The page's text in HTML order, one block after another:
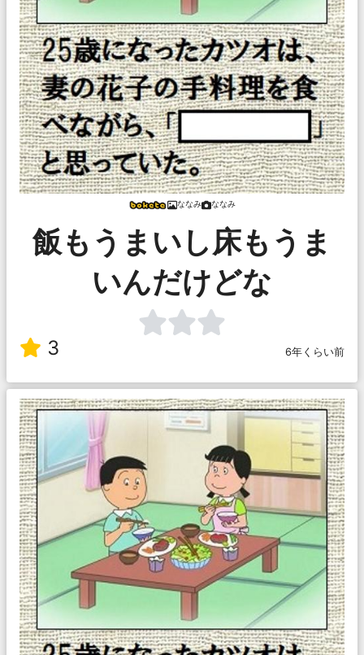
ななみ ななみ
飯もうまいし床もうま
いんだけどな
3 6年くらい前